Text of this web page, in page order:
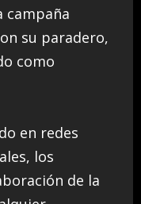
campaña
su paradero,
como
en redes
los
de la